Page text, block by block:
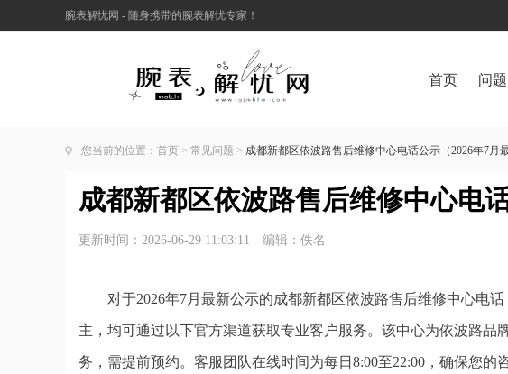
腕表解忧网 - 随身携带的腕表解忧专家！
首页 问题
您当前的位置： 首页 > 常见问题 > 成都新都区依波路售后维修中心电话公示（2026年7月最
成都新都区依波路售后维修中心电
更新时间：2026-06-29 11:03:11 编辑：佚名
对于2026年7月最新公示的成都新都区依波路售后维修中心电
主，均可通过以下官方渠道获取专业客户服务。该中心为依波路品
务，需提前预约。客服团队在线时间为每日8:00至22:00，确保您的